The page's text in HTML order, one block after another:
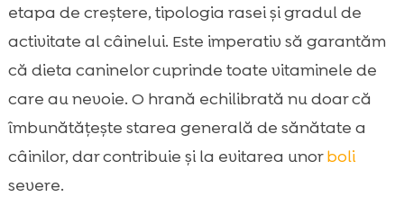
etapa de creștere, tipologia rasei și gradul de
activitate al câinelui. Este imperativ să garantăm
că dieta caninelor cuprinde toate vitaminele de
care au nevoie. O hrană echilibrată nu doar că
îmbunătățește starea generală de sănătate a
câinilor, dar contribuie și la evitarea unorboli
severe.